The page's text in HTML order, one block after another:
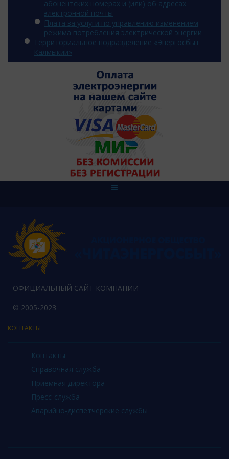
абонентских номерах и (или) об адресах
электронной почты
Плата за услуги по управлению изменением
режима потребления электрической энергии
Территориальное подразделение «Энергосбыт
Калмыкии»
ОФИЦИАЛЬНЫЙ САЙТ КОМПАНИИ
© 2005-2023
КОНТАКТЫ
Контакты
Справочная служба
Приемная директора
Пресс-служба
Аварийно-диспетчерские службы